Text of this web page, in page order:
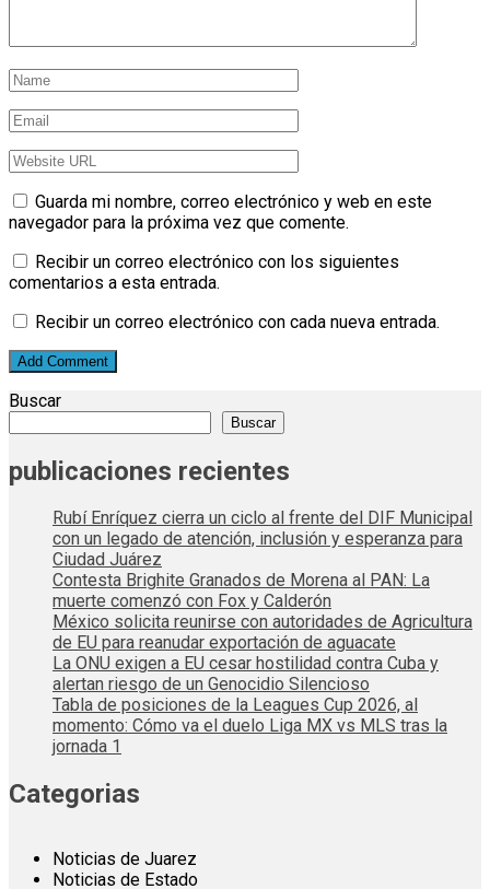
Guarda mi nombre, correo electrónico y web en este
navegador para la próxima vez que comente.
Recibir un correo electrónico con los siguientes
comentarios a esta entrada.
Recibir un correo electrónico con cada nueva entrada.
Buscar
Buscar
publicaciones recientes
Rubí Enríquez cierra un ciclo al frente del DIF Municipal
con un legado de atención, inclusión y esperanza para
Ciudad Juárez
Contesta Brighite Granados de Morena al PAN: La
muerte comenzó con Fox y Calderón
México solicita reunirse con autoridades de Agricultura
de EU para reanudar exportación de aguacate
La ONU exigen a EU cesar hostilidad contra Cuba y
alertan riesgo de un Genocidio Silencioso
Tabla de posiciones de la Leagues Cup 2026, al
momento: Cómo va el duelo Liga MX vs MLS tras la
jornada 1
Categorias
Noticias de Juarez
Noticias de Estado